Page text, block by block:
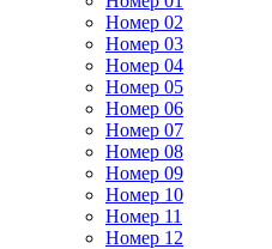
Номер 02
Номер 03
Номер 04
Номер 05
Номер 06
Номер 07
Номер 08
Номер 09
Номер 10
Номер 11
Номер 12